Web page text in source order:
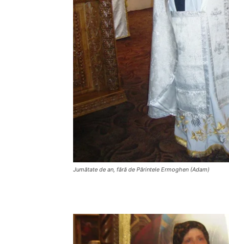
Jumătate de an, fără de Părintele Ermoghen (Adam)